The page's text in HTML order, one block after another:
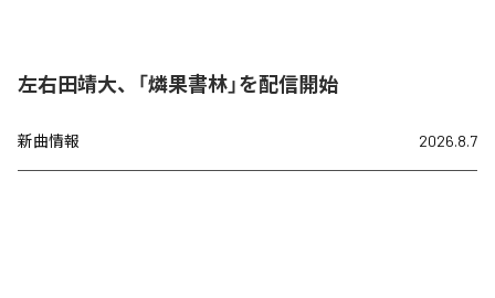
左右田靖大、「燐果書林」を配信開始
新曲情報 2026.8.7